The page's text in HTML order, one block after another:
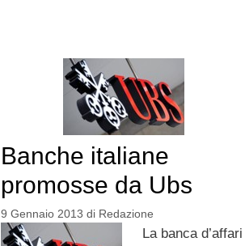
Banche italiane
promosse da Ubs
9 Gennaio 2013 di Redazione
La banca d’affari